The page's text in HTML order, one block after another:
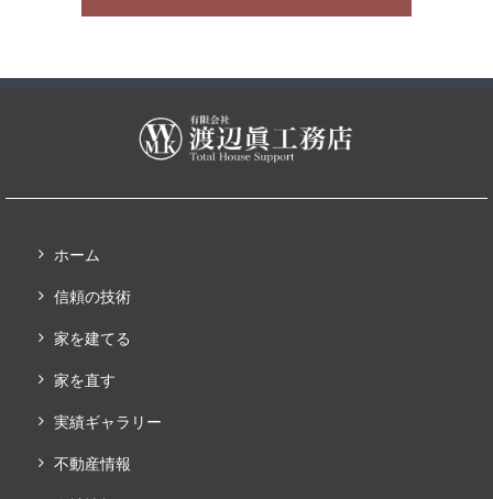
ホーム
信頼の技術
家を建てる
家を直す
実績ギャラリー
不動産情報